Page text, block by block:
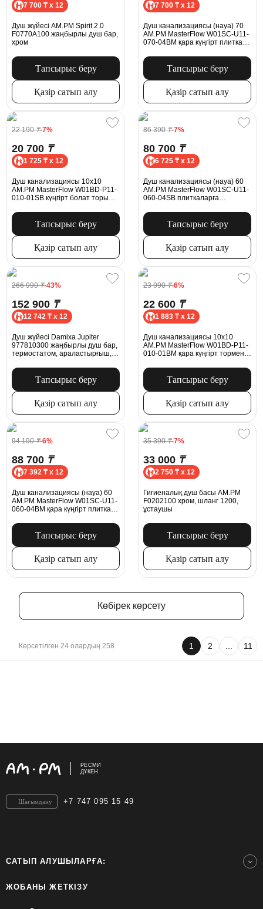
7 700 ₸ x 12
Душ жүйесі AM.PM Spirit 2.0
F0770A100 жаңбырлы душ бар,
хром
Тапсырыс беру
Қазір сатып алу
7 700 ₸ x 12
Душ канализациясы (науа) 70
AM.PM MasterFlow W01SC-U11-
070-04BM қара күңгірт плитка
ысырма
Тапсырыс беру
Қазір сатып алу
22 190₸-7%
20 700 ₸
1 725 ₸ x 12
Душ канализациясы 10x10
AM.PM MasterFlow W01BD-P11-
010-01SB күңгірт болат торы
Тапсырыс беру
Қазір сатып алу
86 390₸-7%
80 700 ₸
6 725 ₸ x 12
Душ канализациясы (науа) 60
AM.PM MasterFlow W01SC-U11-
060-04SB плиткаларға
бар аралас ысырма
Тапсырыс беру
Қазір сатып алу
266 990₸-43%
152 900 ₸
12 742 ₸ x 12
Душ жүйесі Damixa Jupiter
977810300 жаңбырлы душ бар,
термостатом, араластырғыш,
күңгірт
Тапсырыс беру
Қазір сатып алу
23 990₸-6%
22 600 ₸
1 883 ₸ x 12
Душ канализациясы 10x10
AM.PM MasterFlow W01BD-P11-
010-01BM қара күңгірт тормен
Тапсырыс беру
Қазір сатып алу
94 190₸-6%
88 700 ₸
7 392 ₸ x 12
Душ канализациясы (науа) 60
AM.PM MasterFlow W01SC-U11-
060-04BM қара күңгірт плитка
ысырма
Тапсырыс беру
Қазір сатып алу
35 390₸-7%
33 000 ₸
2 750 ₸ x 12
Гигиеналық душ басы AM.PM
F0202100 хром, шланг 1200,
ұстаушы
Тапсырыс беру
Қазір сатып алу
Көбірек көрсету
Көрсетілген 24 олардың 258 1 2 ... 11
РЕСМИ
ДҮКЕН
+7 747 095 15 49
Шағымдану
САТЫП АЛУШЫЛАРҒА:
ЖОБАНЫ ЖЕТКІЗУ